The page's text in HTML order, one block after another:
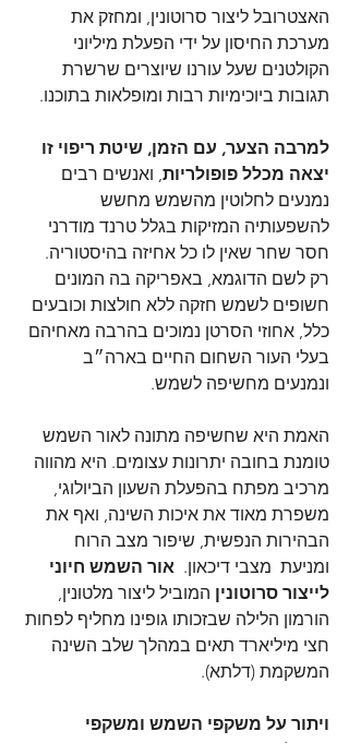
האצטרובל ליצור סרוטונין, ומחזק את
מערכת החיסון על ידי הפעלת מיליוני
הקולטנים שעל עורנו שיוצרים שרשרת
תגובות ביוכימיות רבות ומופלאות בתוכנו.
למרבה הצער, עם הזמן, שיטת ריפוי זו
יצאה מכלל פופולריות, ואנשים רבים
נמנעים לחלוטין מהשמש מחשש
להשפעותיה המזיקות בגלל טרנד מודרני
חסר שחר שאין לו כל אחיזה בהיסטוריה.
רק לשם הדוגמא, באפריקה בה המונים
חשופים לשמש חזקה ללא חולצות וכובעים
כלל, אחוזי הסרטן נמוכים בהרבה מאחיהם
בעלי העור השחום החיים בארה״ב
ונמנעים מחשיפה לשמש.
האמת היא שחשיפה מתונה לאור השמש
טומנת בחובה יתרונות עצומים. היא מהווה
מרכיב מפתח בהפעלת השעון הביולוגי,
משפרת מאוד את איכות השינה, ואף את
הבהירות הנפשית, שיפור מצב הרוח
ומניעת  מצבי דיכאון. אור השמש חיוני
לייצור סרוטונין המוביל ליצור מלטונין,
הורמון הלילה שבזכותו גופינו מחליף לפחות
חצי מיליארד תאים במהלך שלב השינה
המשקמת (דלתא).
ויתור על משקפי השמש ומשקפי